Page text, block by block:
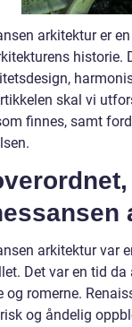
arkitektur er
historie.
skal vi
finnes, samt
arkitektur var
Det var en tid
og romerne.
og åndelig